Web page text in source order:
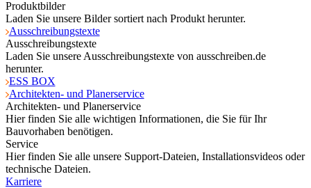
Produktbilder
Laden Sie unsere Bilder sortiert nach Produkt herunter.
Ausschreibungstexte
Ausschreibungstexte
Laden Sie unsere Ausschreibungstexte von ausschreiben.de
herunter.
ESS BOX
Architekten- und Planerservice
Architekten- und Planerservice
Hier finden Sie alle wichtigen Informationen, die Sie für Ihr
Bauvorhaben benötigen.
Service
Hier finden Sie alle unsere Support-Dateien, Installationsvideos oder
technische Dateien.
Karriere